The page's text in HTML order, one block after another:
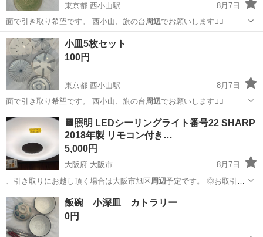
東京都 西小山駅
8月7日
面で引き取り希望です。 西小山、旗の台周辺でお願いします🙇‍♀️
東京 目黒区 西小山駅
小皿5枚セット
100円
東京都 西小山駅
8月7日
面で引き取り希望です。 西小山、旗の台周辺でお願いします🙇‍♀️
東京 目黒区 西小山駅 食器
🟨照明 LEDシーリングライト番号22 SHARP
2018年製 リモコン付き…
5,000円
大阪府 大阪市
8月7日
、引き取りにお越し頂く場合は大阪市旭区周辺予定です。 ◎お取引き
はノー…
大阪 大阪市 家電 TIGER
飯碗 小深皿 カトラリー
0円